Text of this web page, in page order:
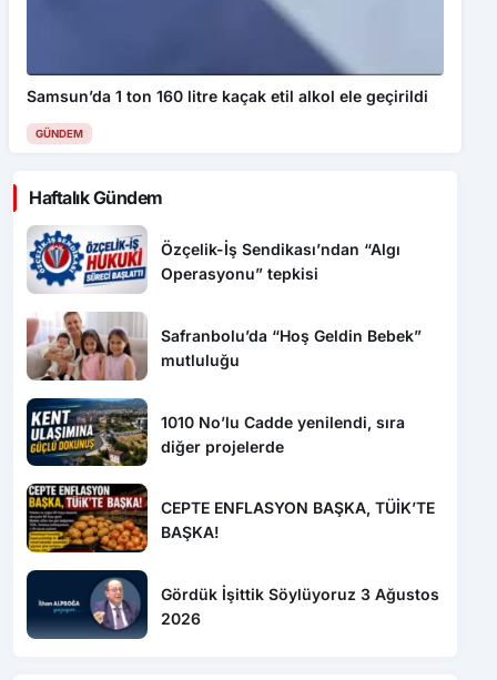
Samsun’da 1 ton 160 litre kaçak etil alkol ele geçirildi
GÜNDEM
Haftalık Gündem
Özçelik-İş Sendikası’ndan “Algı
Operasyonu” tepkisi
Safranbolu’da “Hoş Geldin Bebek”
mutluluğu
1010 No’lu Cadde yenilendi, sıra
diğer projelerde
CEPTE ENFLASYON BAŞKA, TÜİK’TE
BAŞKA!
Gördük İşittik Söylüyoruz 3 Ağustos
2026